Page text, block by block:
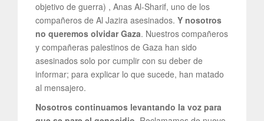
objetivo de guerra) , Anas Al-Sharif, uno de los
compañeros de Al Jazira asesinados. Y nosotros
no queremos olvidar Gaza. Nuestros compañeros
y compañeras palestinos de Gaza han sido
asesinados solo por cumplir con su deber de
informar; para explicar lo que sucede, han matado
al mensajero.
Nosotros continuamos levantando la voz para